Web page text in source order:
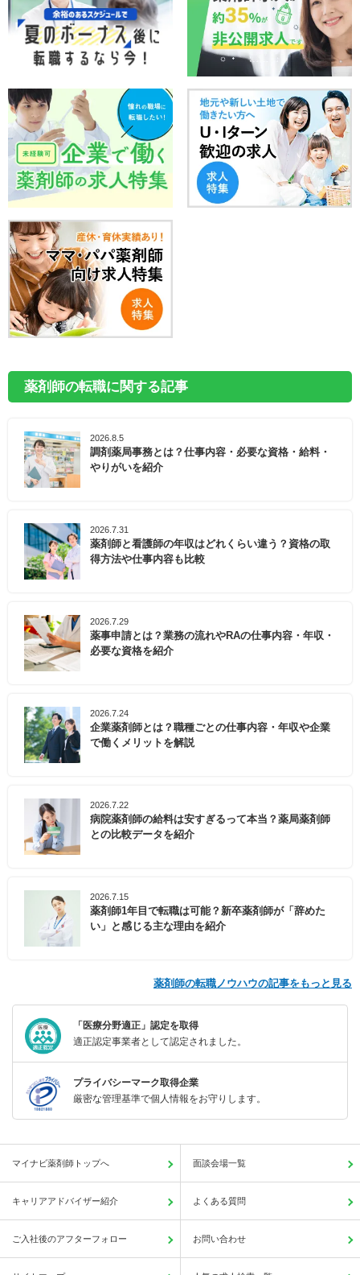
薬剤師の転職に関する記事
2026.8.5
調剤薬局事務とは？仕事内容・必要な資格・給料・
やりがいを紹介
2026.7.31
薬剤師と看護師の年収はどれくらい違う？資格の取
得方法や仕事内容も比較
2026.7.29
薬事申請とは？業務の流れやRAの仕事内容・年収・
必要な資格を紹介
2026.7.24
企業薬剤師とは？職種ごとの仕事内容・年収や企業
で働くメリットを解説
2026.7.22
病院薬剤師の給料は安すぎるって本当？薬局薬剤師
との比較データを紹介
2026.7.15
薬剤師1年目で転職は可能？新卒薬剤師が「辞めた
い」と感じる主な理由を紹介
薬剤師の転職ノウハウの記事をもっと見る
「医療分野適正」認定を取得
適正認定事業者として認定されました。
プライバシーマーク取得企業
厳密な管理基準で個人情報をお守りします。
マイナビ薬剤師トップへ 面談会場一覧
キャリアアドバイザー紹介 よくある質問
ご入社後のアフターフォロー お問い合わせ